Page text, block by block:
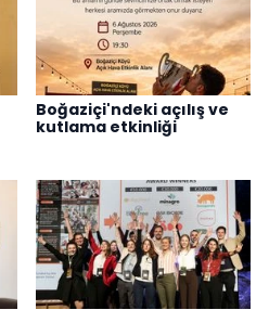
Boğaziçi'ndeki açılış ve
kutlama etkinliği